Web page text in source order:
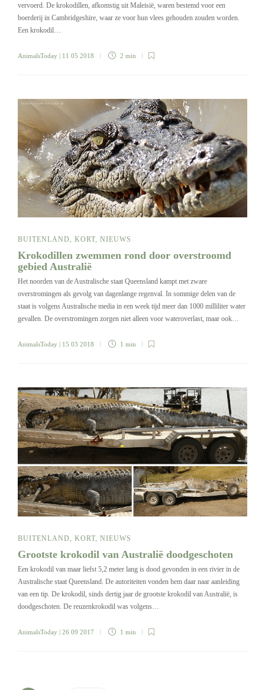
vervoerd. De krokodillen, afkomstig uit Maleisië, waren bestemd voor een
boerderij in Cambridgeshire, waar ze voor hun vlees gehouden zouden worden.
Een krokodil…
AnimalsToday | 11 05 2018 2 min
BUITENLAND, KORT, NIEUWS
Krokodillen zwemmen rond door overstroomd
gebied Australië
Het noorden van de Australische staat Queensland kampt met zware
overstromingen als gevolg van dagenlange regenval. In sommige delen van de
staat is volgens Australische media in een week tijd meer dan 1000 milliliter water
gevallen. De overstromingen zorgen niet alleen voor wateroverlast, maar ook…
AnimalsToday | 15 03 2018 1 min
BUITENLAND, KORT, NIEUWS
Grootste krokodil van Australië doodgeschoten
Een krokodil van maar liefst 5,2 meter lang is dood gevonden in een rivier in de
Australische staat Queensland. De autoriteiten vonden hem daar naar aanleiding
van een tip. De krokodil, sinds dertig jaar de grootste krokodil van Australië, is
doodgeschoten. De reuzenkrokodil was volgens…
AnimalsToday | 26 09 2017 1 min